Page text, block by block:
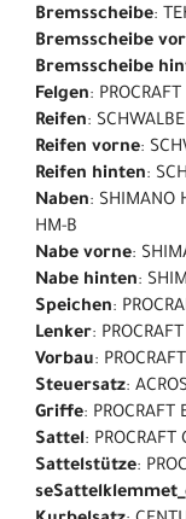
Bremsscheibe:
Bremsscheibe
Bremsscheibe
Felgen:
Reifen:
Reifen vorne:
Reifen hinten:
Naben: SHIMANO
HM-B
Nabe vorne:
Nabe hinten:
Speichen:
Lenker:
Vorbau:
Steuersatz:
Griffe: PROCRAFT
Sattel: PROCRAFT
Sattelstütze: